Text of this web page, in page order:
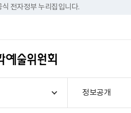
전자정부 누리집입니다.
정보공개